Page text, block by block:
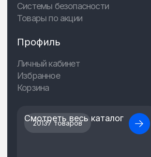
Системы безопасности
Товары по акции
Профиль
Личный кабинет
Избранное
Корзина
20137 товаров
Смотреть весь каталог